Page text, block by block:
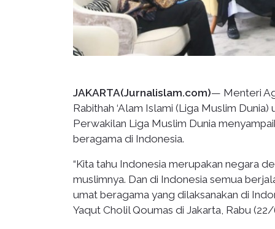
JAKARTA(Jurnalislam.com)— Menteri
Rabithah ‘Alam Islami (Liga Muslim
Perwakilan Liga Muslim Dunia
beragama di Indonesia.
“Kita tahu Indonesia merupakan negara
muslimnya. Dan di Indonesia semua
umat beragama yang dilaksanakan di
Yaqut Cholil Qoumas di Jakarta, Rabu